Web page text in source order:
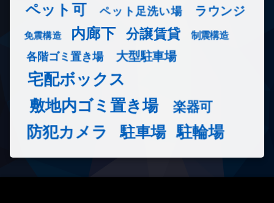
ペット可 ペット足洗い場 ラウンジ
免震構造 内廊下 分譲賃貸 制震構造
各階ゴミ置き場 大型駐車場
宅配ボックス
敷地内ゴミ置き場
楽器可
防犯カメラ 駐車場 駐輪場